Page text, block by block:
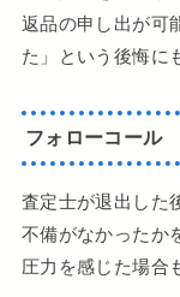
返品の申し出が可
た」という後悔に
フォローコール
査定士が退出した
不備がなかったか
圧力を感じた場合